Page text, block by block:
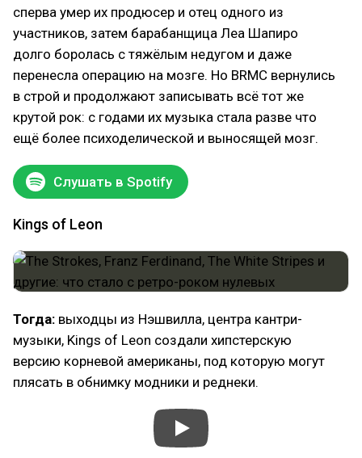
сперва умер их продюсер и отец одного из
участников, затем барабанщица Леа Шапиро
долго боролась с тяжёлым недугом и даже
перенесла операцию на мозге. Но BRMC вернулись
в строй и продолжают записывать всё тот же
крутой рок: с годами их музыка стала разве что
ещё более психоделической и выносящей мозг.
Слушать в Spotify
Kings of Leon
Тогда: выходцы из Нэшвилла, центра кантри-
музыки, Kings of Leon создали хипстерскую
версию корневой американы, под которую могут
плясать в обнимку модники и реднеки.